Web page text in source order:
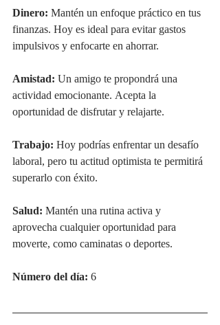
Dinero: Mantén un enfoque práctico en tus
finanzas. Hoy es ideal para evitar gastos
impulsivos y enfocarte en ahorrar.
Amistad: Un amigo te propondrá una
actividad emocionante. Acepta la
oportunidad de disfrutar y relajarte.
Trabajo: Hoy podrías enfrentar un desafío
laboral, pero tu actitud optimista te permitirá
superarlo con éxito.
Salud: Mantén una rutina activa y
aprovecha cualquier oportunidad para
moverte, como caminatas o deportes.
Número del día: 6